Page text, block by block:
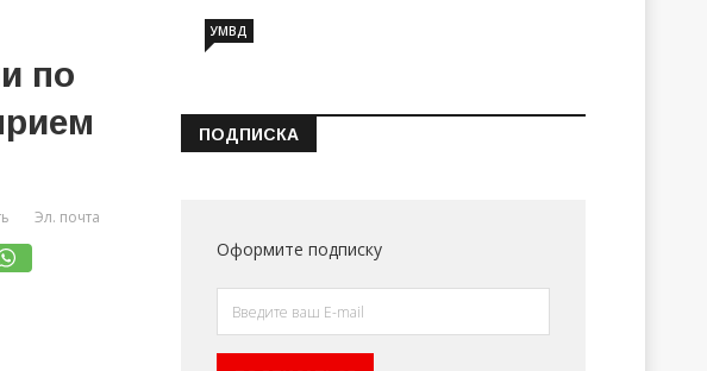
по
Эл. почта
УМВД
ПОДПИСКА
Оформите подписку